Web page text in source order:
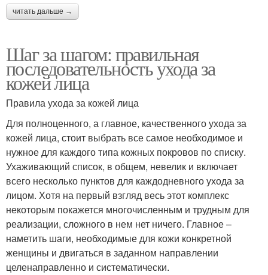
читать дальше →
Шаг за шагом: правильная
последовательность ухода за
кожей лица
Правила ухода за кожей лица
Для полноценного, а главное, качественного ухода за
кожей лица, стоит выбрать все самое необходимое и
нужное для каждого типа кожных покровов по списку.
Ухаживающий список, в общем, невелик и включает
всего несколько пунктов для каждодневного ухода за
лицом. Хотя на первый взгляд весь этот комплекс
некоторым покажется многочисленным и трудным для
реализации, сложного в нем нет ничего. Главное –
наметить шаги, необходимые для кожи конкретной
женщины и двигаться в заданном направлении
целенаправленно и систематически.